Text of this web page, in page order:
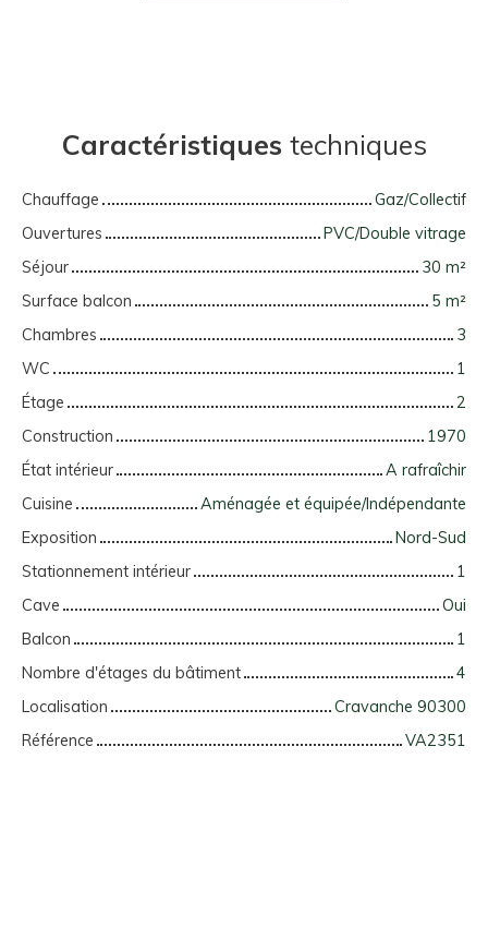
Caractéristiques techniques
Chauffage
Gaz/Collectif
Ouvertures
PVC/Double vitrage
Séjour
30 m²
Surface balcon
5 m²
Chambres
3
WC
1
Étage
2
Construction
1970
État intérieur
A rafraîchir
Cuisine
Aménagée et équipée/Indépendante
Exposition
Nord-Sud
Stationnement intérieur
1
Cave
Oui
Balcon
1
Nombre d'étages du bâtiment
4
Localisation
Cravanche 90300
Référence
VA2351